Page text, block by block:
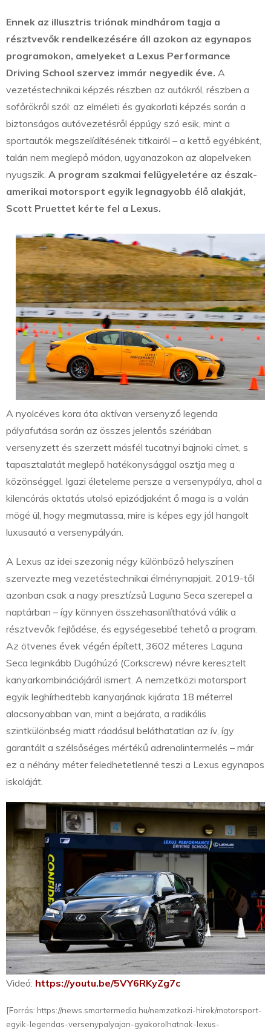
Ennek az illusztris triónak mindhárom tagja a
résztvevők rendelkezésére áll azokon az egynapos
programokon, amelyeket a Lexus Performance
Driving School szervez immár negyedik éve. A
vezetéstechnikai képzés részben az autókról, részben a
sofőrökről szól: az elméleti és gyakorlati képzés során a
biztonságos autóvezetésről éppúgy szó esik, mint a
sportautók megszelídítésének titkairól – a kettő egyébként,
talán nem meglepő módon, ugyanazokon az alapelveken
nyugszik. A program szakmai felügyeletére az észak-
amerikai motorsport egyik legnagyobb élő alakját,
Scott Pruettet kérte fel a Lexus.
A nyolcéves kora óta aktívan versenyző legenda
pályafutása során az összes jelentős szériában
versenyzett és szerzett másfél tucatnyi bajnoki címet, s
tapasztalatát meglepő hatékonysággal osztja meg a
közönséggel. Igazi életeleme persze a versenypálya, ahol a
kilencórás oktatás utolsó epizódjaként ő maga is a volán
mögé ül, hogy megmutassa, mire is képes egy jól hangolt
luxusautó a versenypályán.
A Lexus az idei szezonig négy különböző helyszínen
szervezte meg vezetéstechnikai élménynapjait. 2019-től
azonban csak a nagy presztízsű Laguna Seca szerepel a
naptárban – így könnyen összehasonlíthatóvá válik a
résztvevők fejlődése, és egységesebbé tehető a program.
Az ötvenes évek végén épített, 3602 méteres Laguna
Seca leginkább Dugóhúzó (Corkscrew) névre keresztelt
kanyarkombinációjáról ismert. A nemzetközi motorsport
egyik leghírhedtebb kanyarjának kijárata 18 méterrel
alacsonyabban van, mint a bejárata, a radikális
szintkülönbség miatt ráadásul beláthatatlan az ív, így
garantált a szélsőséges mértékű adrenalintermelés – már
ez a néhány méter feledhetetlenné teszi a Lexus egynapos
iskoláját.
Videó: https://youtu.be/5VY6RKyZg7c
[Forrás: https://news.smartermedia.hu/nemzetkozi-hirek/motorsport-
egyik-legendas-versenypalyajan-gyakorolhatnak-lexus-